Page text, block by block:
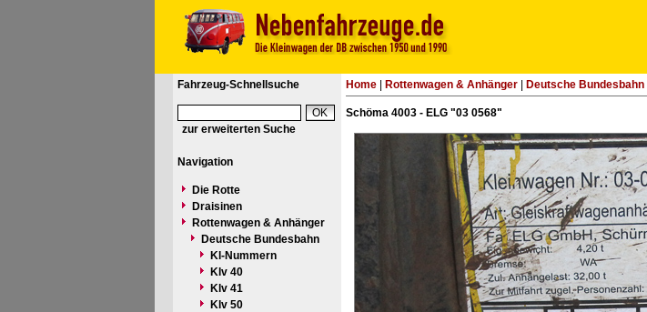
Fahrzeug-Schnellsuche
zur erweiterten Suche
Navigation
Die Rotte
Draisinen
Rottenwagen & Anhänger
Deutsche Bundesbahn
Kl-Nummern
Klv 40
Klv 41
Klv 50
Home| Rottenwagen & Anhänger| Deutsche Bundesbahn|
Schöma 4003 - ELG "03 0568"